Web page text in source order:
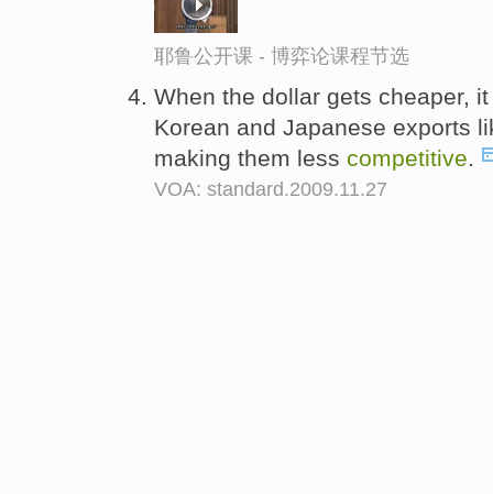
耶鲁公开课 - 博弈论课程节选
When the dollar gets cheaper,
Korean and Japanese exports
making them less competitive.
VOA: standard.2009.11.27